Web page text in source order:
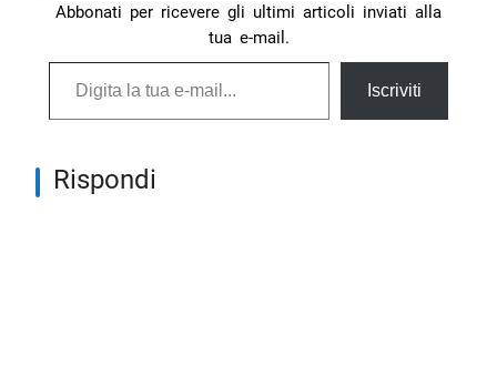
Abbonati per ricevere gli ultimi articoli inviati alla
tua e-mail.
Digita la tua e-mail...
Iscriviti
Rispondi